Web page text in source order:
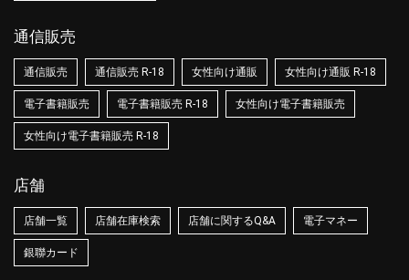
通信販売
通信販売 通信販売 R-18 女性向け通販 女性向け通販 R-18
電子書籍販売 電子書籍販売 R-18 女性向け電子書籍販売
女性向け電子書籍販売 R-18
店舗
店舗一覧 店舗在庫検索 店舗に関するQ&A 電子マネー
銀聯カード